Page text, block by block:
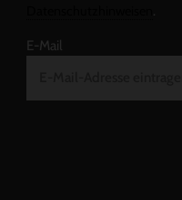
.
E-Mail